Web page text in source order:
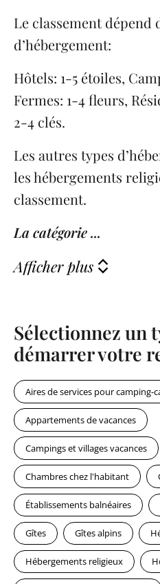
Le classement dépend
d’hébergement:
Hôtels: 1-5 étoiles,
Fermes: 1-4 fleurs,
2-4 clés.
Les autres types
les hébergements
classement.
La catégorie ...
Afficher plus
Sélectionnez un
démarrer votre
Aires de services pour camping-
Appartements de vacances
Campings et villages vacances
Chambres chez l'habitant
Établissements balnéaires
Gîtes Gîtes alpins
Hébergements religieux